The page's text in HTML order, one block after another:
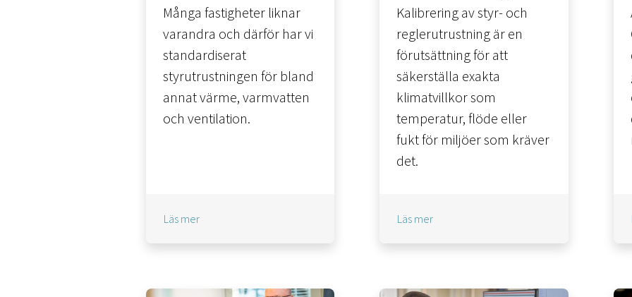
Många fastigheter liknar
varandra och därför har vi
standardiserat
styrutrustningen för bland
annat värme, varmvatten
och ventilation.
Läs mer
Kalibrering av styr- och
reglerutrustning är en
förutsättning för att
säkerställa exakta
klimatvillkor som
temperatur, flöde eller
fukt för miljöer som kräver
det.
Läs mer